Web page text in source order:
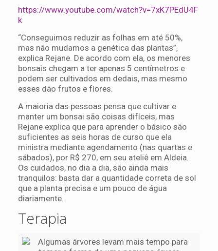
https://www.youtube.com/watch?v=7xK7PEdU4F
k
“Conseguimos reduzir as folhas em até 50%,
mas não mudamos a genética das plantas”,
explica Rejane. De acordo com ela, os menores
bonsais chegam a ter apenas 5 centímetros e
podem ser cultivados em dedais, mas mesmo
esses dão frutos e flores.
A maioria das pessoas pensa que cultivar e
manter um bonsai são coisas difíceis, mas
Rejane explica que para aprender o básico são
suficientes as seis horas de curso que ela
ministra mediante agendamento (nas quartas e
sábados), por R$ 270, em seu ateliê em Aldeia.
Os cuidados, no dia a dia, são ainda mais
tranquilos: basta dar a quantidade correta de sol
que a planta precisa e um pouco de água
diariamente.
Terapia